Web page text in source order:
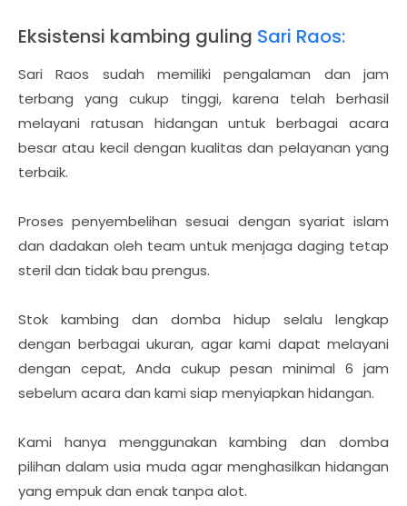
Eksistensi kambing guling Sari Raos:
Sari Raos sudah memiliki pengalaman dan jam
terbang yang cukup tinggi, karena telah berhasil
melayani ratusan hidangan untuk berbagai acara
besar atau kecil dengan kualitas dan pelayanan yang
terbaik.
Proses penyembelihan sesuai dengan syariat islam
dan dadakan oleh team untuk menjaga daging tetap
steril dan tidak bau prengus.
Stok kambing dan domba hidup selalu lengkap
dengan berbagai ukuran, agar kami dapat melayani
dengan cepat, Anda cukup pesan minimal 6 jam
sebelum acara dan kami siap menyiapkan hidangan.
Kami hanya menggunakan kambing dan domba
pilihan dalam usia muda agar menghasilkan hidangan
yang empuk dan enak tanpa alot.